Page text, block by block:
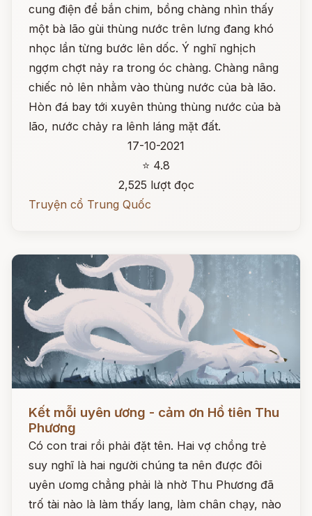
cung điện để bắn chim, bồng chàng nhìn thấy
một bà lão gùi thùng nước trên lưng đang khó
nhọc lần từng bước lên dốc. Ý nghĩ nghịch
ngợm chợt nảy ra trong óc chàng. Chàng nâng
chiếc nỏ lên nhằm vào thùng nước của bà lão.
Hòn đá bay tới xuyên thủng thùng nước của bà
lão, nước chảy ra lênh láng mặt đất.
17-10-2021
⭐ 4.8
2,525 lượt đọc
Truyện cổ Trung Quốc
Đọc ngay
Kết mỗi uyên ương - cảm ơn Hồ tiên Thu
Phương
Có con trai rồi phải đặt tên. Hai vợ chồng trẻ
suy nghĩ là hai người chúng ta nên được đôi
uyên ưomg chẳng phải là nhờ Thu Phương đã
trố tài nào là làm thấy lang, làm chân chạy, nào